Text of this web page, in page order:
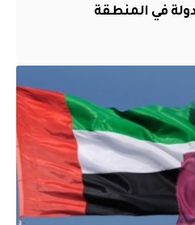
في المنطقة